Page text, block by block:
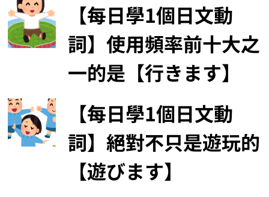
【每日學1個日文動
詞】使用頻率前十大之
一的是【行きます】
【每日學1個日文動
詞】絕對不只是遊玩的
【遊びます】